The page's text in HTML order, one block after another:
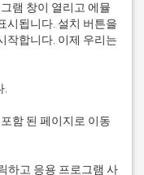
램 창이 열리고 에뮬
시됩니다. 설치 버튼을
작합니다. 이제 우리는